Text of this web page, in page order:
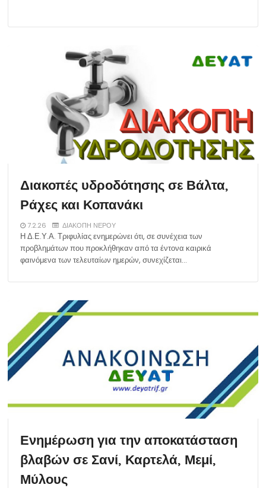
Διακοπές υδροδότησης σε Βάλτα,
Ράχες και Κοπανάκι
7.2.26 ΔΙΑΚΟΠΗ ΝΕΡΟΥ
Η Δ.Ε.Υ.Α. Τριφυλίας ενημερώνει ότι, σε συνέχεια των
προβλημάτων που προκλήθηκαν από τα έντονα καιρικά
φαινόμενα των τελευταίων ημερών, συνεχίζεται…
Ενημέρωση για την αποκατάσταση
βλαβών σε Σανί, Καρτελά, Μεμί,
Μύλους